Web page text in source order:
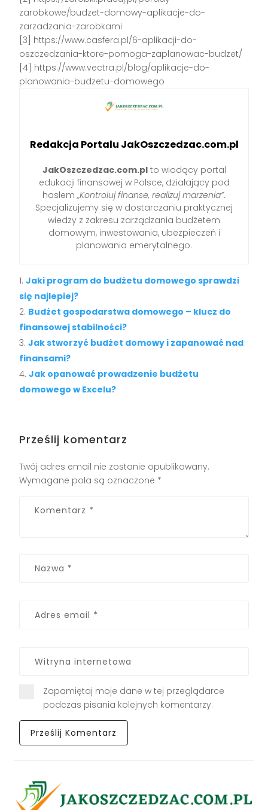
zarobkowe/budzet-domowy-aplikacje-do-
zarzadzania-zarobkami
[3] https://www.casfera.pl/6-aplikacji-do-
oszczedzania-ktore-pomoga-zaplanowac-budzet/
[4] https://www.vectra.pl/blog/aplikacje-do-
planowania-budzetu-domowego
Redakcja Portalu JakOszczedzac.com.pl
JakOszczedzac.com.plto wiodący portal
edukacji finansowej w Polsce, działający pod
hasłem „Kontroluj finanse, realizuj marzenia”.
Specjalizujemy się w dostarczaniu praktycznej
wiedzy z zakresu zarządzania budżetem
domowym, inwestowania, ubezpieczeń i
planowania emerytalnego.
Jaki program do budżetu domowego sprawdzi
się najlepiej?
Budżet gospodarstwa domowego – klucz do
finansowej stabilności?
Jak stworzyć budżet domowy i zapanować nad
finansami?
Jak opanować prowadzenie budżetu
domowego w Excelu?
Prześlij komentarz
Twój adres email nie zostanie opublikowany.
Wymagane pola są oznaczone *
Zapamiętaj moje dane w tej przeglądarce
podczas pisania kolejnych komentarzy.